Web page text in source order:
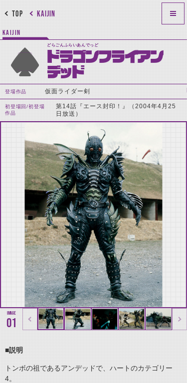
KAIJIN
TOP
KAIJIN
どらごんふらいあんでっど
ドラゴンフライアン
デッド
登場作品 仮面ライダー剣
初登場回/初登場
作品
第14話『エース封印！』（2004年4月25
日放送）
01
■説明
トンボの祖であるアンデッドで、ハートのカテゴリー
4。